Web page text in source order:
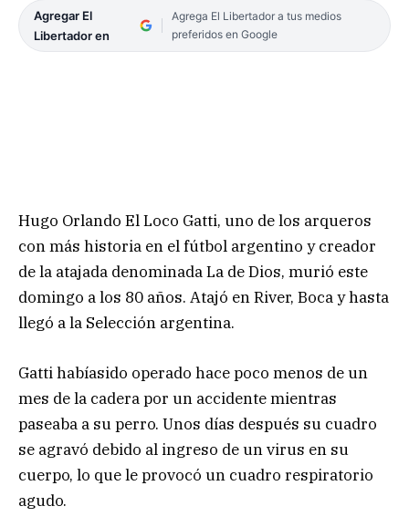
Agregar El
Libertador en
Agrega El Libertador a tus medios
preferidos en Google
Hugo Orlando El Loco Gatti, uno de los arqueros
con más historia en el fútbol argentino y creador
de la atajada denominada La de Dios, murió este
domingo a los 80 años. Atajó en River, Boca y hasta
llegó a la Selección argentina.
Gatti habíasido operado hace poco menos de un
mes de la cadera por un accidente mientras
paseaba a su perro. Unos días después su cuadro
se agravó debido al ingreso de un virus en su
cuerpo, lo que le provocó un cuadro respiratorio
agudo.